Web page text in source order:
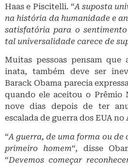
Haas e Piscitelli. “A suposta
na história da humanidade e
satisfatória para o
tal universalidade carece de
Muitas pessoas pensam que
inata, também deve ser
Barack Obama parecia
quando ele aceitou o Prêmio
nove dias depois de ter
escalada de guerra dos EUA no
“A guerra, de uma forma ou de
primeiro homem“, disse
“Devemos começar